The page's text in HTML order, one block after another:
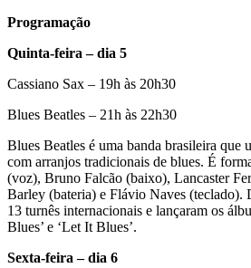
Programação
Quinta-feira – dia 5
Cassiano Sax – 19h às 20h30
Blues Beatles – 21h às 22h30
Blues Beatles é uma banda brasileira que
com arranjos tradicionais de blues. É
(voz), Bruno Falcão (baixo), Lancaster
Barley (bateria) e Flávio Naves (teclado).
13 turnês internacionais e lançaram os
Blues’ e ‘Let It Blues’.
Sexta-feira – dia 6